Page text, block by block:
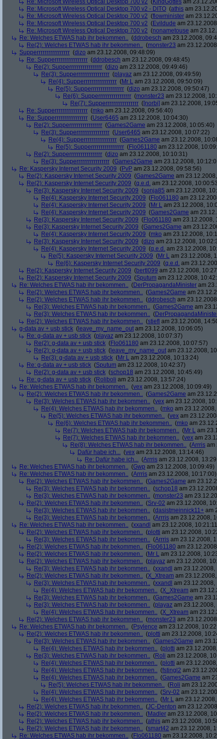
Re: Microsoft Wireless Optical Desktop 700 v2 (KindGottes am
Re: Microsoft Wireless Optical Desktop 700 v2 - DITO (athis am
Re: Microsoft Wireless Optical Desktop 700 v2 (flowminister am
Re: Microsoft Wireless Optical Desktop 700 v2 (Evildude am
Re: Microsoft Wireless Optical Desktop 700 v2 (nonametouse am
Re: Welches ETWAS hab ihr bekommen.. (ddrobesch am 23.12.2008,
Re(2): Welches ETWAS hab ihr bekommen.. (monster23 am
Supperrrrrrrrrrrrrrrrr (dizo am 23.12.2008, 09:48:09)
Re: Supperrrrrrrrrrrrrrrrr (ddrobesch am 23.12.2008, 09:48:45)
Re(2): Supperrrrrrrrrrrrrrrrr (dizo am 23.12.2008, 09:49:46)
Re(3): Supperrrrrrrrrrrrrrrrr (playaz am 23.12.2008, 09:49:59)
Re(4): Supperrrrrrrrrrrrrrrrr (Mr L am 23.12.2008, 09:50:09)
Re(5): Supperrrrrrrrrrrrrrrrr (dizo am 23.12.2008, 09:50:47)
Re(6): Supperrrrrrrrrrrrrrrrr (monster23 am 23.12.2008,
Re(7): Supperrrrrrrrrrrrrrrrr ([norbi] am 23.12.2008,
Re: Supperrrrrrrrrrrrrrrrr (mko am 23.12.2008, 09:56:40)
Re: Supperrrrrrrrrrrrrrrrr (User6465 am 23.12.2008, 10:04:30)
Re(2): Supperrrrrrrrrrrrrrrrr (Games2Game am 23.12.2008, 10:05:40)
Re(3): Supperrrrrrrrrrrrrrrrr (User6465 am 23.12.2008, 10:07:22)
Re(4): Supperrrrrrrrrrrrrrrrr (Games2Game am 23.12.2008,
Re(5): Supperrrrrrrrrrrrrrrrr (Flo061180 am 23.12.2008,
Re(2): Supperrrrrrrrrrrrrrrrr (dizo am 23.12.2008, 10:10:31)
Re(3): Supperrrrrrrrrrrrrrrrr (Games2Game am 23.12.2008,
Re: Kaspersky Internet Security 2009 (PvP am 23.12.2008, 09:58:56)
Re(2): Kaspersky Internet Security 2009 (Games2Game am
Re(2): Kaspersky Internet Security 2009 (q.e.d. am 23.12.2008,
Re(3): Kaspersky Internet Security 2009 (sonja85 am 23.12.2008,
Re(4): Kaspersky Internet Security 2009 (Flo061180 am
Re(4): Kaspersky Internet Security 2009 (Mr L am 23.12.2008,
Re(4): Kaspersky Internet Security 2009 (Games2Game am
Re(3): Kaspersky Internet Security 2009 (Flo061180 am 23.12.2008,
Re(3): Kaspersky Internet Security 2009 (Games2Game am
Re(4): Kaspersky Internet Security 2009 (mko am 23.12.2008,
Re(3): Kaspersky Internet Security 2009 (dizo am 23.12.2008,
Re(4): Kaspersky Internet Security 2009 (q.e.d. am 23.12.2008,
Re(5): Kaspersky Internet Security 2009 (Mr L am 23.12.2008,
Re(6): Kaspersky Internet Security 2009 (q.e.d. am
Re(2): Kaspersky Internet Security 2009 (bertl099 am 23.12.2008,
Re(2): Kaspersky Internet Security 2009 (Sputum am 23.12.2008,
Re: Welches ETWAS hab ihr bekommen.. (DerPropagandaMinister am
Re(2): Welches ETWAS hab ihr bekommen.. (Games2Game am
Re(2): Welches ETWAS hab ihr bekommen.. (ddrobesch am
Re(3): Welches ETWAS hab ihr bekommen.. (Games2Game am
Re(3): Welches ETWAS hab ihr bekommen.. (
Re(2): Welches ETWAS hab ihr bekommen.. (stiefl am 23.12.2008,
g-data av + usb stick ( leave_my_name_out am 23.12.2008, 10:06:05)
Re: g-data av + usb stick (playaz am 23.12.2008, 10:07:37)
Re(2): g-data av + usb stick (Flo061180 am 23.12.2008, 10:07:57)
Re(2): g-data av + usb stick ( leave_my_name_out am 23.12.2008,
Re(3): g-data av + usb stick (Mr L am 23.12.2008, 10:13:24)
Re: g-data av + usb stick (Sputum am 23.12.2008, 10:42:37)
Re(2): g-data av + usb stick (schop18 am 23.12.2008, 10:45:49)
Re: g-data av + usb stick (Roliboli am 23.12.2008, 13:57:24)
Re: Welches ETWAS hab ihr bekommen.. (vex am 23.12.2008, 10:09:49)
Re(2): Welches ETWAS hab ihr bekommen.. (Games2Game am
Re(3): Welches ETWAS hab ihr bekommen.. (vex am 23.12.2008,
Re(4): Welches ETWAS hab ihr bekommen.. (mko am
Re(5): Welches ETWAS hab ihr bekommen.. (vex am
Re(6): Welches ETWAS hab ihr bekommen.. (mko am
Re(7): Welches ETWAS hab ihr bekommen.. (Mr L am
Re(7): Welches ETWAS hab ihr bekommen.. (vex am
Re(8): Welches ETWAS hab ihr bekommen.. (Arrris am
Dafür habe ich... (vex am 23.12.2008, 13:14:46)
Re: Dafür habe ich... (Arrris am 23.12.2008,
Re: Welches ETWAS hab ihr bekommen.. (Gwp am 23.12.2008, 10:09:49)
Re: Welches ETWAS hab ihr bekommen.. (Arrris am 23.12.2008, 10:17:00)
Re(2): Welches ETWAS hab ihr bekommen.. (Games2Game am
Re(3): Welches ETWAS hab ihr bekommen.. (schop18 am
Re(3): Welches ETWAS hab ihr bekommen.. (monster23 am
Re(2): Welches ETWAS hab ihr bekommen.. (Srv-02 am 23.12.2008,
Re(3): Welches ETWAS hab ihr bekommen.. (dasistmeinnick11+ am
Re(3): Welches ETWAS hab ihr bekommen.. (Arrris am 23.12.2008,
Re: Welches ETWAS hab ihr bekommen.. (xxandl am 23.12.2008,
Re(2): Welches ETWAS hab ihr bekommen.. (plotti am 23.12.2008,
Re(3): Welches ETWAS hab ihr bekommen.. (Arrris am 23.12.2008,
Re(2): Welches ETWAS hab ihr bekommen.. (Flo061180 am
Re(2): Welches ETWAS hab ihr bekommen.. (Mr L am 23.12.2008,
Re(2): Welches ETWAS hab ihr bekommen.. (playaz am 23.12.2008,
Re(3): Welches ETWAS hab ihr bekommen.. (xxandl am 23.12.2008,
Re(2): Welches ETWAS hab ihr bekommen.. (X_Xtream am
Re(3): Welches ETWAS hab ihr bekommen.. (xxandl am 23.12.2008,
Re(4): Welches ETWAS hab ihr bekommen.. (X_Xtream am
Re(3): Welches ETWAS hab ihr bekommen.. (Games2Game am
Re(3): Welches ETWAS hab ihr bekommen.. (playaz am 23.12.2008,
Re(4): Welches ETWAS hab ihr bekommen.. (X_Xtream am
Re(2): Welches ETWAS hab ihr bekommen.. (monster23 am
Re: Welches ETWAS hab ihr bekommen.. (Psylence am 23.12.2008,
Re(2): Welches ETWAS hab ihr bekommen.. (plotti am 23.12.2008,
Re(3): Welches ETWAS hab ihr bekommen.. (Games2Game am
Re(4): Welches ETWAS hab ihr bekommen.. (plotti am
Re(3): Welches ETWAS hab ihr bekommen.. (Roli am 23.12.2008,
Re(4): Welches ETWAS hab ihr bekommen.. (plotti am
Re(4): Welches ETWAS hab ihr bekommen.. (fstingl2 am
Re(4): Welches ETWAS hab ihr bekommen.. (Games2Game am
Re(5): Welches ETWAS hab ihr bekommen.. (Roli am
Re(4): Welches ETWAS hab ihr bekommen.. (Srv-02 am
Re(4): Welches ETWAS hab ihr bekommen.. (Mr L am
Re(2): Welches ETWAS hab ihr bekommen.. (JC-Denton am
Re(2): Welches ETWAS hab ihr bekommen.. (Madler am 23.12.2008,
Re(2): Welches ETWAS hab ihr bekommen.. (athis am 23.12.2008,
Re(2): Welches ETWAS hab ihr bekommen.. (smart42 am 23.12.2008,
Re: Welches ETWAS hab ihr bekommen.. (Flo061180 am 23.12.2008,